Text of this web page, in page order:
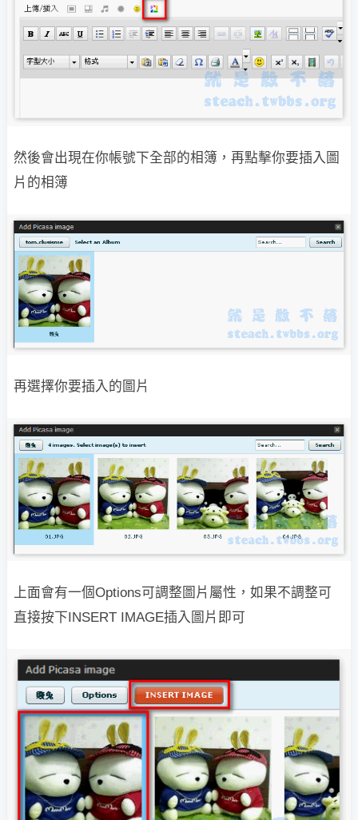
然後會出現在你帳號下全部的相簿，再點擊你要插入圖
片的相簿
再選擇你要插入的圖片
上面會有一個Options可調整圖片屬性，如果不調整可
直接按下INSERT IMAGE插入圖片即可